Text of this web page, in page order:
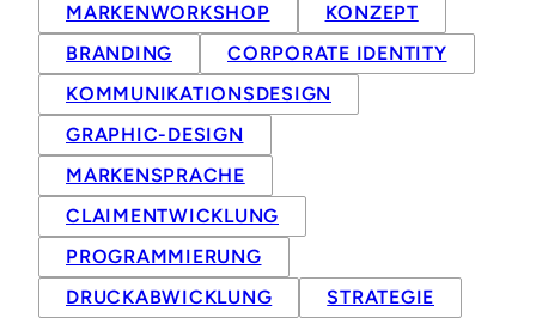
MARKENWORKSHOP
KONZEPT
BRANDING
CORPORATE IDENTITY
KOMMUNIKATIONSDESIGN
GRAPHIC-DESIGN
MARKENSPRACHE
CLAIMENTWICKLUNG
PROGRAMMIERUNG
DRUCKABWICKLUNG
STRATEGIE